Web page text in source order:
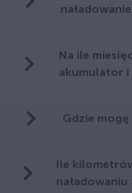
Na ile
akumulator i
Gdzie mogę
Ile